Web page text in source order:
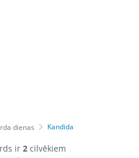
dienas Kandida
ir 2 cilvēkiem